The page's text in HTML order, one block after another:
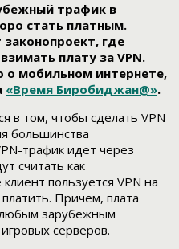
трафик в
стать платным.
где
плату за VPN.
о мобильном интернете,
«Время Биробиджан@».
в том, чтобы сделать VPN
большинства
трафик идет через
считать как
пользуется VPN на
Причем, плата
любым зарубежным
серверов.